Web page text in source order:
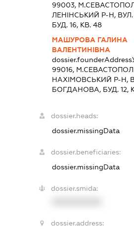
99003,
ЛЕНІНСЬКИЙ Р-Н,
БУД. 16, КВ. 48
МАШУРОВА ГАЛИНА
ВАЛЕНТИНІВНА
dossier.founderAddress
99016,
НАХІМОВСЬКИЙ Р-Н,
БОГДАНОВА, БУД. 12,
dossier.heads:
dossier.missingData
dossier.beneficiaries:
dossier.missingData
dossier.smida:
dossier.address: